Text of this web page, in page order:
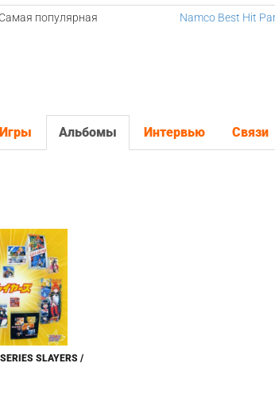
Самая популярная
Namco Best Hit
Игры Альбомы Интервью Связи
SLAYERS /